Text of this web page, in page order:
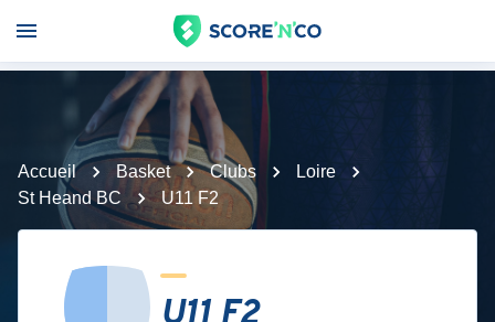
Accueil Basket Clubs
Loire
St Heand BC
U11 F2